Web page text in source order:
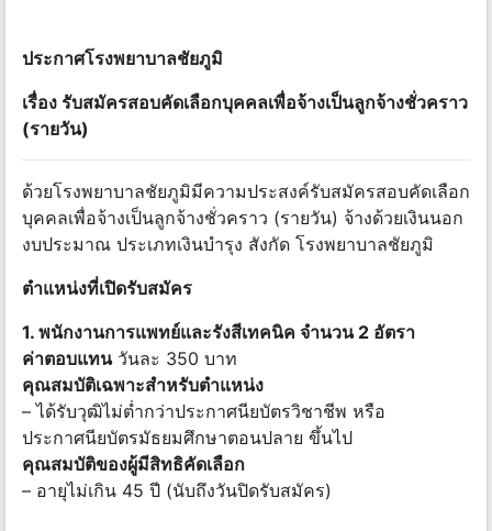
ประกาศโรงพยาบาลชัยภูมิ
เรื่อง รับสมัครสอบคัดเลือกบุคคลเพื่อจ้างเป็นลูกจ้างชั่วคราว
(รายวัน)
ด้วยโรงพยาบาลชัยภูมิมีความประสงค์รับสมัครสอบคัดเลือก
บุคคลเพื่อจ้างเป็นลูกจ้างชั่วคราว (รายวัน) จ้างด้วยเงินนอก
งบประมาณ ประเภทเงินบํารุง สังกัด โรงพยาบาลชัยภูมิ
ตําแหน่งที่เปิดรับสมัคร
1. พนักงานการแพทย์และรังสีเทคนิค จำนวน 2 อัตรา
ค่าตอบแทนวันละ 350 บาท
คุณสมบัติเฉพาะสำหรับตำแหน่ง
– ได้รับวุฒิไม่ต่ำกว่าประกาศนียบัตรวิชาชีพ หรือ
ประกาศนียบัตรมัธยมศึกษาตอนปลาย ขึ้นไป
คุณสมบัติของผู้มีสิทธิคัดเลือก
– อายุไม่เกิน 45 ปี (นับถึงวันปิดรับสมัคร)